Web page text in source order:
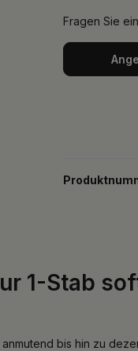
Fragen Sie
1-Stab
bis hin zu